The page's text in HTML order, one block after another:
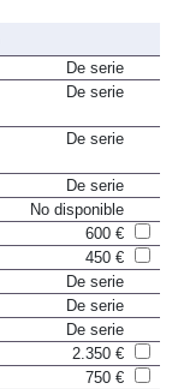
De serie
De serie
De serie
De serie
No disponible
600 €
450 €
De serie
De serie
De serie
2.350 €
750 €